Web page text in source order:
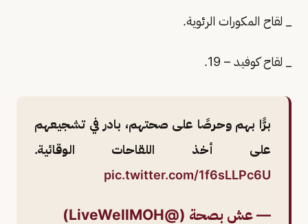
_ لقاح المكورات الرئوية.
_ لقاح كوفيد – 19.
برًّا بهم وحرصًا على صحتهم، بادر في تشجيعهم
على أخذ اللقاحات الوقائية.
pic.twitter.com/1f6sLLPc6U
— عش بصحة (@LiveWellMOH)